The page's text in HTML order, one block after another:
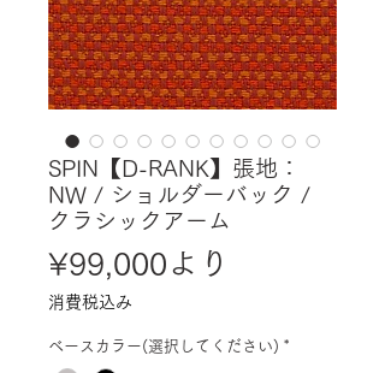
SPIN【D-RANK】張地：
NW / ショルダーバック /
クラシックアーム
¥99,000より
ル
消費税込み
ベースカラー(選択してください) *